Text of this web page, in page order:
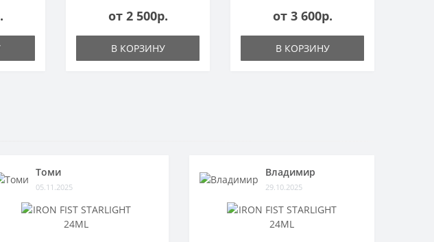
от 2 500р.
В КОРЗИНУ
от 3 600р.
В КОРЗИНУ
Томи
05.11.2025
Владимир
29.10.2025